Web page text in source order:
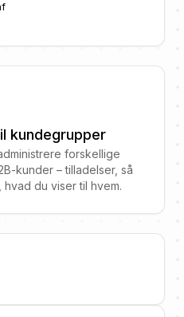
kundegrupper
forskellige
kunder – tilladelser, så
du viser til hvem.